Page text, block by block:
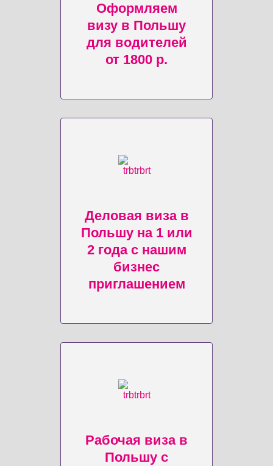
Оформляем
визу в Польшу
для водителей
от 1800 р.
Деловая виза в
Польшу на 1 или
2 года с нашим
бизнес
приглашением
Рабочая виза в
Польшу с